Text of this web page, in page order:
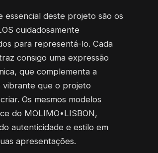
essencial deste projeto são os
cuidadosamente
para representá-lo. Cada
consigo uma expressão
que complementa a
vibrante que o projeto
Os mesmos modelos
do MOLIMO•LISBON,
autenticidade e estilo em
apresentações.